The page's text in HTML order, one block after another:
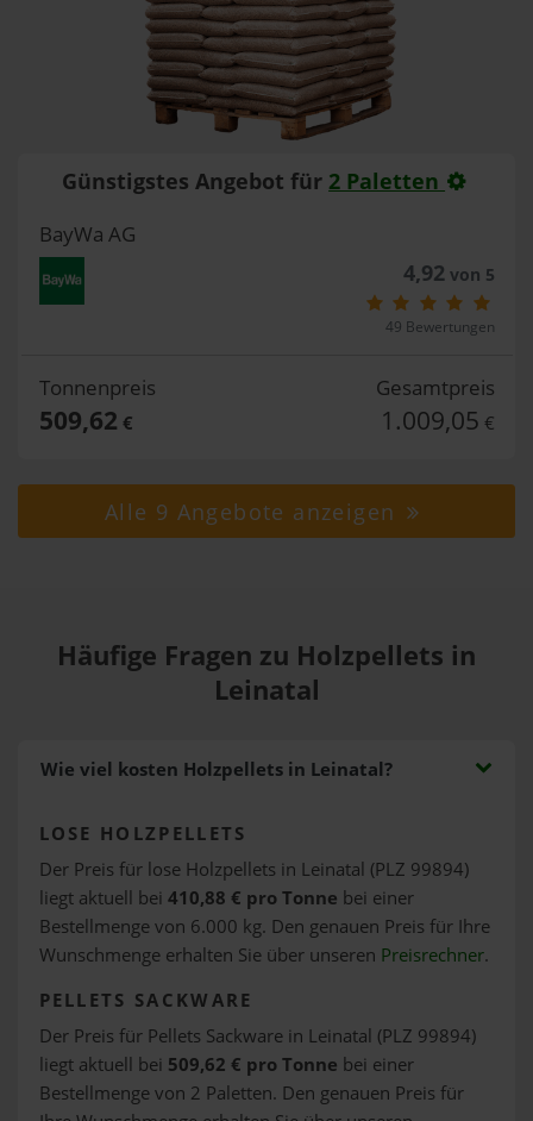
Günstigstes Angebot für 2 Paletten
BayWa AG
4,92von 5
49 Bewertungen
Tonnenpreis
509,62 €
Gesamtpreis
1.009,05 €
Alle 9 Angebote anzeigen
Häufige Fragen zu Holzpellets in
Leinatal
Wie viel kosten Holzpellets in Leinatal?
LOSE HOLZPELLETS
Der Preis für lose Holzpellets in Leinatal (PLZ 99894)
liegt aktuell bei 410,88 € pro Tonne bei einer
Bestellmenge von 6.000 kg. Den genauen Preis für Ihre
Wunschmenge erhalten Sie über unseren Preisrechner.
PELLETS SACKWARE
Der Preis für Pellets Sackware in Leinatal (PLZ 99894)
liegt aktuell bei 509,62 € pro Tonne bei einer
Bestellmenge von 2 Paletten. Den genauen Preis für